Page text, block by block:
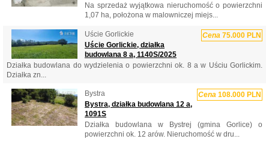
Na sprzedaż wyjątkowa nieruchomość o powierzchni
1,07 ha, położona w malowniczej miejs...
Uście Gorlickie Cena 75.000 PLN
Uście Gorlickie, działka
budowlana 8 a, 1140S/2025
Działka budowlana do wydzielenia o powierzchni ok. 8 a w Uściu Gorlickim.
Działka zn...
Bystra Cena 108.000 PLN
Bystra, działka budowlana 12 a,
1091S
Działka budowlana w Bystrej (gmina Gorlice) o
powierzchni ok. 12 arów. Nieruchomość w dru...